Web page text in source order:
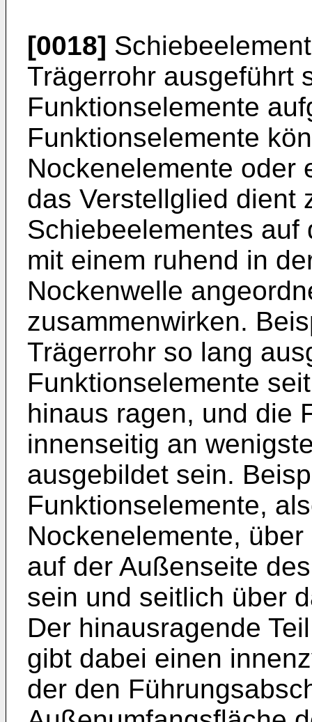
[0018]
Trägerrohr ausgeführt
Funktionselemente
Funktionselemente
Nockenelemente oder
das Verstellglied dient
Schiebeelementes
mit einem ruhend in
Nockenwelle
zusammenwirken.
Trägerrohr so lang
Funktionselemente
hinaus ragen, und die
innenseitig an
ausgebildet sein.
Funktionselemente,
Nockenelemente,
auf der Außenseite
sein und seitlich über
Der hinausragende
gibt dabei einen
der den